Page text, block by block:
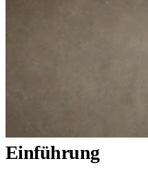
Einführung